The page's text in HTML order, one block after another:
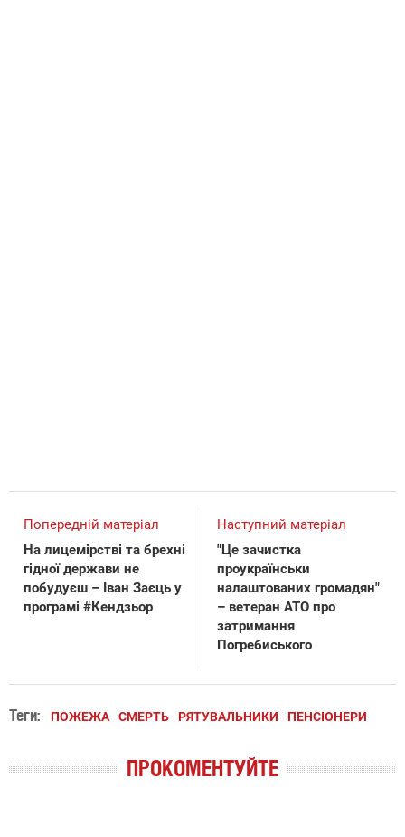
Попередній матеріал
На лицемірстві та брехні
гідної держави не
побудуєш – Іван Заєць у
програмі #Кендзьор
Наступний матеріал
"Це зачистка
проукраїнськи
налаштованих громадян"
– ветеран АТО про
затримання
Погребиського
Теги: ПОЖЕЖА СМЕРТЬ РЯТУВАЛЬНИКИ ПЕНСІОНЕРИ
ПРОКОМЕНТУЙТЕ